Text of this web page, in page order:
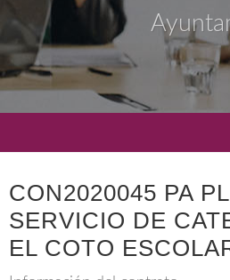
CON2020045 PA
SERVICIO DE
EL COTO